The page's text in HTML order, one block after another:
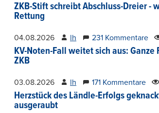
ZKB-Stift schreibt Abschluss-Dreier -
Rettung
04.08.2026 lh 231 Kommentare
KV-Noten-Fall weitet sich aus: Ganze
ZKB
03.08.2026 lh 171 Kommentare
Herzstück des Ländle-Erfolgs
ausgeraubt